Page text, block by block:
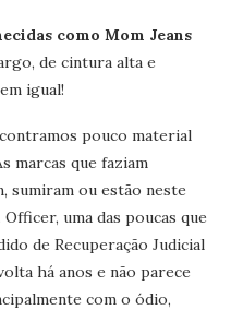
como Mom Jeans
de cintura alta e
igual!
pouco material
marcas que faziam
sumiram ou estão neste
uma das poucas que
de Recuperação Judicial
há anos e não parece
com o ódio,